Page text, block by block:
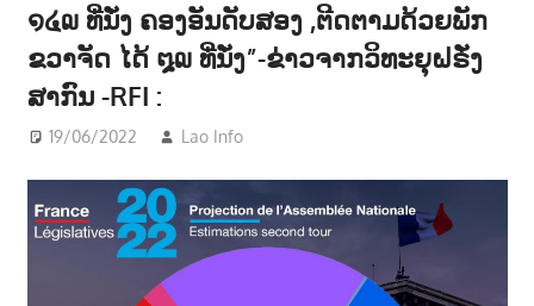
ຂໍ້
ນ
ຂ່
າ
ສ
າ
໑໔໙ ທີ່ນັ່ງ ຄອງອັນດັບສອງ ,ຕີດຕາມດ້ວຍພັກ
ຂວາຈັດ ໄດ້ ໘໙ ທີ່ນັ່ງ”-ຂ່າວຈາກວິທະຍຸຝຣັ່ງ
ສາກົນ -RFI :
19/06/2022 Lao Info